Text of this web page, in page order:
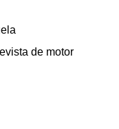
de motor